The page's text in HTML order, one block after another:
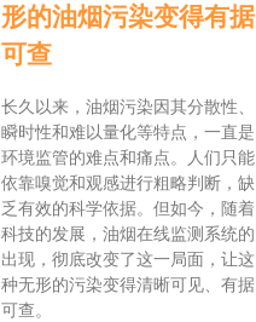
形的油烟污染变得有据
可查
长久以来，油烟污染因其分散性、
瞬时性和难以量化等特点，一直是
环境监管的难点和痛点。人们只能
依靠嗅觉和观感进行粗略判断，缺
乏有效的科学依据。但如今，随着
科技的发展，油烟在线监测系统的
出现，彻底改变了这一局面，让这
种无形的污染变得清晰可见、有据
可查。